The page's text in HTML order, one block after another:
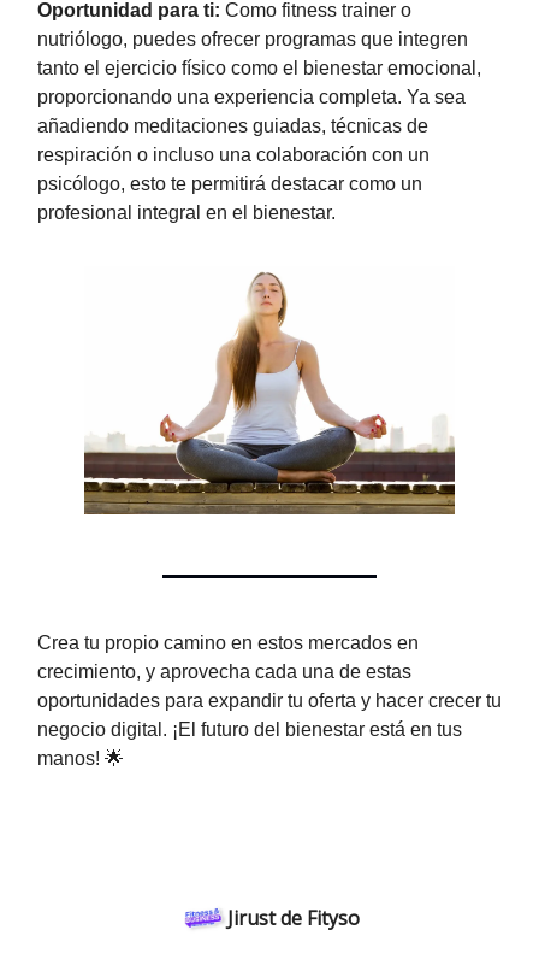
Oportunidad para ti: Como fitness trainer o
nutriólogo, puedes ofrecer programas que integren
tanto el ejercicio físico como el bienestar emocional,
proporcionando una experiencia completa. Ya sea
añadiendo meditaciones guiadas, técnicas de
respiración o incluso una colaboración con un
psicólogo, esto te permitirá destacar como un
profesional integral en el bienestar.
Crea tu propio camino en estos mercados en
crecimiento, y aprovecha cada una de estas
oportunidades para expandir tu oferta y hacer crecer tu
negocio digital. ¡El futuro del bienestar está en tus
manos! 🌟
Jirust de Fityso